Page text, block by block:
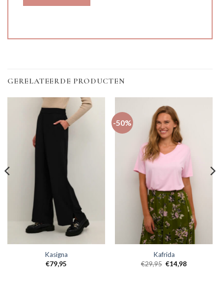
GERELATEERDE PRODUCTEN
Kasigna
€79,95
-50%
Kafrida
€29,95 €14,98